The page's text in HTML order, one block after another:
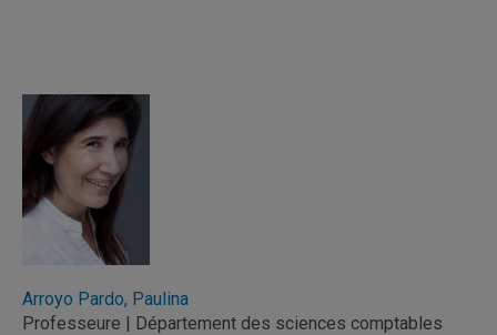
Arroyo Pardo, Paulina
Professeure | Département des sciences comptables